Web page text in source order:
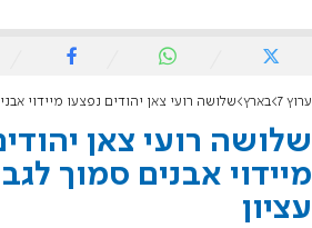
ערוץ 7 בארץ שלושה רועי צאן יהודים נפצעו מיידוי אבנים
שלושה רועי צאן
מיידוי אבנים סמוך
עציון